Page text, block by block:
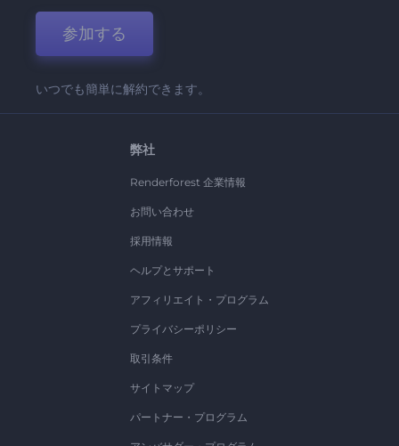
参加する
いつでも簡単に解約できます。
弊社
Renderforest 企業情報
お問い合わせ
採用情報
ヘルプとサポート
アフィリエイト・プログラム
プライバシーポリシー
取引条件
サイトマップ
パートナー・プログラム